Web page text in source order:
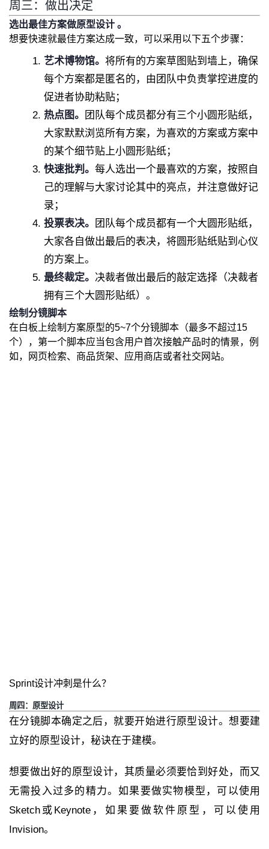
周三：做出决定
选出最佳方案做原型设计 。
想要快速就最佳方案达成一致，可以采用以下五个步骤：
艺术博物馆。 将所有的方案草图贴到墙上，确保
每个方案都是匿名的，由团队中负责掌控进度的
促进者协助粘贴；
热点图。
团队每个成员都分有三个小圆形贴纸，
大家默默浏览所有方案，为喜欢的方案或方案中
的某个细节贴上小圆形贴纸；
快速批判。 每人选出一个最喜欢的方案，按照自
己的理解与大家讨论其中的亮点，并注意做好记
录；
投票表决。
团队每个成员都有一个大圆形贴纸，
大家各自做出最后的表决，将圆形贴纸贴到心仪
的方案上。
最终裁定。 决裁者做出最后的敲定选择（决裁者
拥有三个大圆形贴纸）。
绘制分镜脚本
在白板上绘制方案原型的5~7个分镜脚本（最多不超过15
个），第一个脚本应当包含用户首次接触产品时的情景，例
如，网页检索、商品货架、应用商店或者社交网站。
Sprint设计冲刺是什么？
周四：原型设计
在分镜脚本确定之后，就要开始进行原型设计。想要建
立好的原型设计，秘诀在于建模。
想要做出好的原型设计，其质量必须要恰到好处，而又
无需投入过多的精力。如果要做实物模型，可以使用
Sketch或Keynote，如果要做软件原型，可以使用
Invision。